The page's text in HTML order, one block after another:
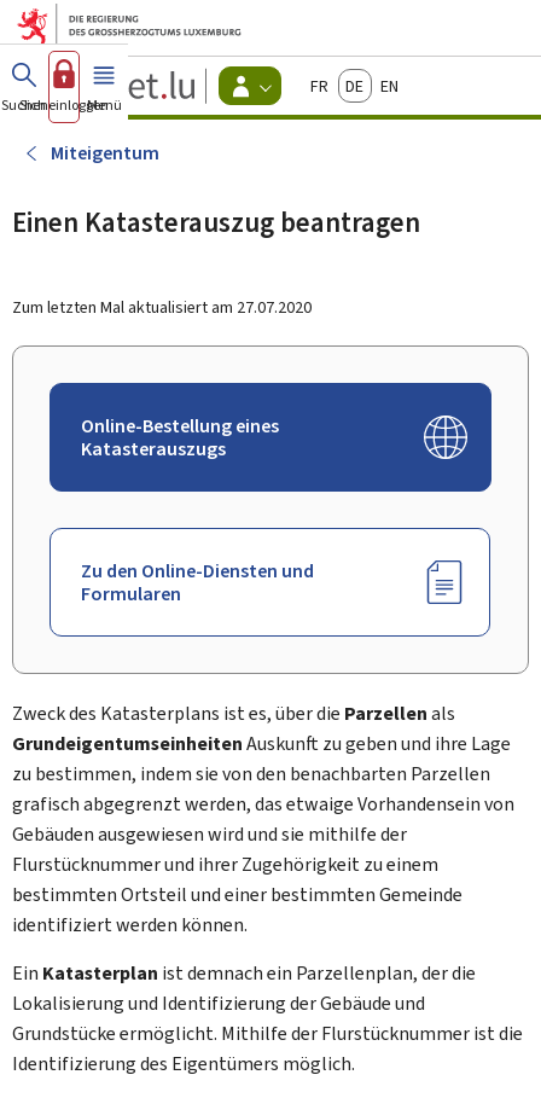
Zum Hauptmenü
Zum Inhalt
Guichet.lu
Changer
d'espace
actif
FrançaisDeutschEnglish
Suchen
Sich einloggen
Menü Haupt-
Miteigentum
Einen Katasterauszug beantragen
Zum letzten Mal aktualisiert am 27.07.2020
Online-Bestellung eines
Katasterauszugs
Zu den Online-Diensten und
Formularen
Zweck des Katasterplans ist es, über die Parzellenals
GrundeigentumseinheitenAuskunft zu geben und ihre Lage
zu bestimmen, indem sie von den benachbarten Parzellen
grafisch abgegrenzt werden, das etwaige Vorhandensein von
Gebäuden ausgewiesen wird und sie mithilfe der
Flurstücknummer und ihrer Zugehörigkeit zu einem
bestimmten Ortsteil und einer bestimmten Gemeinde
identifiziert werden können.
Ein Katasterplan ist demnach ein Parzellenplan, der die
Lokalisierung und Identifizierung der Gebäude und
Grundstücke ermöglicht. Mithilfe der Flurstücknummer ist die
Identifizierung des Eigentümers möglich.